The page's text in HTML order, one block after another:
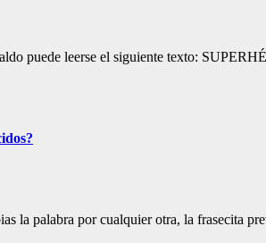
puede leerse el siguiente texto:
la palabra por cualquier otra, la frasecita